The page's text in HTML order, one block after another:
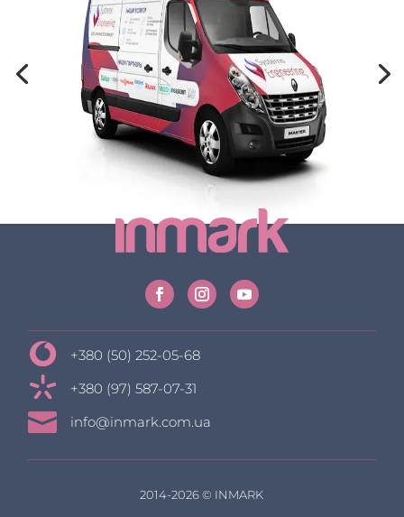
+380 (50) 252-05-68
+380 (97) 587-07-31
 info@inmark.com.ua
2014-2026 © INMARK